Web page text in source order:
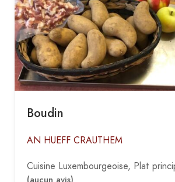
Boudin
AN HUEFF CRAUTHEM
Cuisine Luxembourgeoise Plat